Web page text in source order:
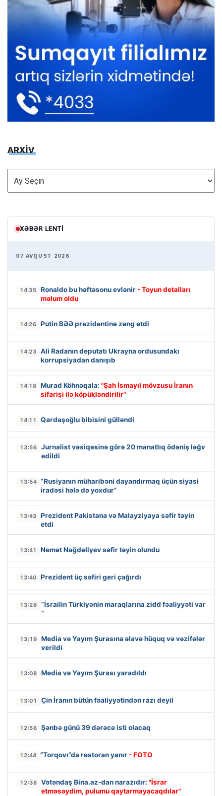
ARXİV
ARXİV
XƏBƏR LENTI
07 AVQUST 2026
14:35 Ronaldo bu həftəsonu evlənir - Toyun detalları
məlum oldu
14:26 Putin BƏƏ prezidentinə zəng etdi
14:23
Ali Radanın deputatı Ukrayna ordusundakı
korrupsiyadan danışıb
14:18 Murad Köhnəqala: "Şah İsmayıl mövzusu İranın
sifarişi ilə köpükləndirilir"
14:11 Qardaşoğlu bibisini gülləndi
13:56
Jurnalist vəsiqəsinə görə 20 manatlıq ödəniş ləğv
edildi
13:54 “Rusiyanın müharibəni dayandırmaq üçün siyasi
iradəsi hələ də yoxdur”
13:43
Prezident Pakistana və Malayziyaya səfir təyin
etdi
13:41 Nemət Nağdəliyev səfir təyin olundu
13:40 Prezident üç səfiri geri çağırdı
13:28
“İsrailin Türkiyənin maraqlarına zidd fəaliyyəti var
“
13:19
Media və Yayım Şurasına əlavə hüquq və vəzifələr
verildi
13:08 Media və Yayım Şurası yaradıldı
13:01 Çin İranın bütün fəaliyyətindən razı deyil
12:56 Şənbə günü 39 dərəcə isti olacaq
12:44 “Torqovı”da restoran yanır - FOTO
12:38 Vətəndaş Bina.az-dan narazıdır: "İsrar
etməsəydim, pulumu qaytarmayacaqdılar"